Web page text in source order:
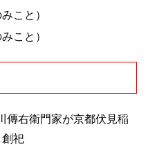
こと）
こと）
傳右衛門家が京都伏見稲
祀